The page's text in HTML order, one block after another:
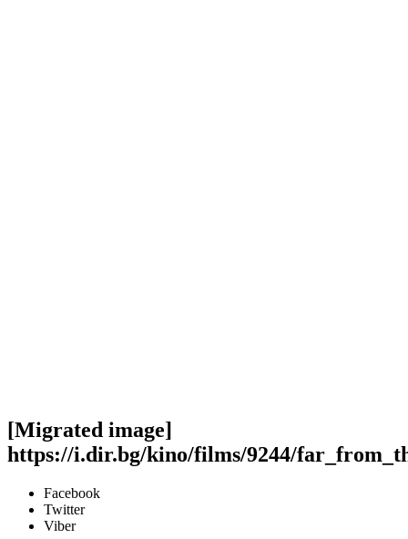
[Migrated image]
https://i.dir.bg/kino/films/9244/
Facebook
Twitter
Viber